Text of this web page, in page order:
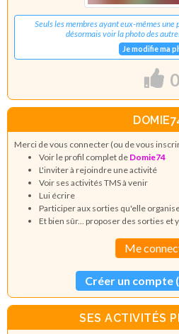
Seuls les membres ayant eux-mêmes
désormais voir la photo des
Je modifie ma
0
Merci de vous connecter (ou de vous
Voir le profil complet de Domie74
L'inviter à rejoindre une activité
Voir ses activités TMS à venir
Lui écrire
Participer aux sorties qu'elle
Et bien sûr... proposer des sorties et
Me
Créer un compte
SES ACTIVITÉS